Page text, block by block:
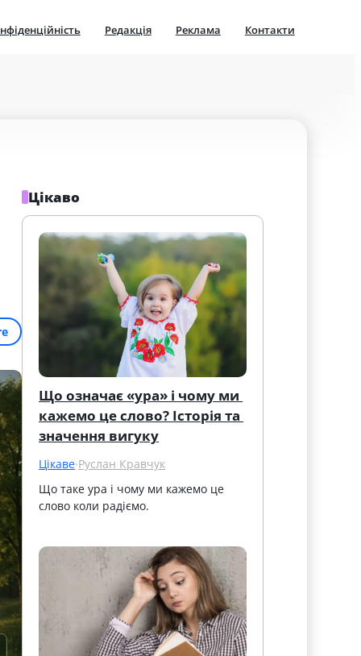
Редакція Реклама Контакти
Цікаво
Що означає «ура» і чому ми
кажемо це слово? Історія та
значення вигуку
Цікаве·Руслан Кравчук
Що таке ура і чому ми кажемо це
слово коли радіємо.